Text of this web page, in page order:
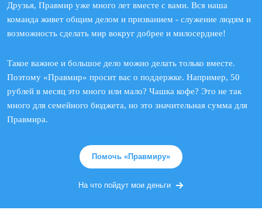
Друзья, Правмир уже много лет вместе с вами. Вся наша
команда живет общим делом и призванием - служение людям и
возможность сделать мир вокруг добрее и милосерднее!
Такое важное и большое дело можно делать только вместе.
Поэтому «Правмир» просит вас о поддержке. Например, 50
рублей в месяц это много или мало? Чашка кофе? Это не так
много для семейного бюджета, но это значительная сумма для
Правмира.
Помочь «Правмиру»
На что пойдут мои деньги